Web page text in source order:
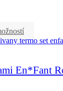
En*Fant